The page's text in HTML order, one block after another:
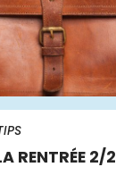
RENTRÉE 2/2